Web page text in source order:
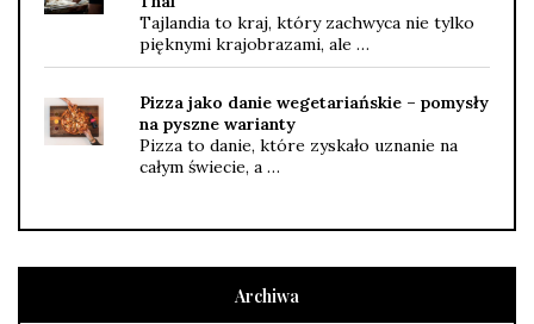
Tajlandia to kraj, który zachwyca nie tylko
pięknymi krajobrazami, ale …
Pizza jako danie wegetariańskie – pomysły
na pyszne warianty
Pizza to danie, które zyskało uznanie na
całym świecie, a …
Archiwa